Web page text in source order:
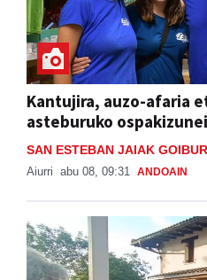
Kantujira, auzo-afaria
asteburuko
SAN ESTEBAN JAIAK
Aiurri abu 08, 09:31 ANDOAIN